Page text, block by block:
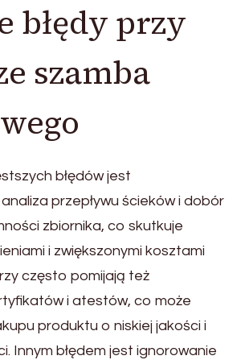
błędy przy
szamba
błędów jest
przepływu ścieków i dobór
zbiornika, co skutkuje
i zwiększonymi kosztami
często pomijają też
i atestów, co może
produktu o niskiej jakości i
Innym błędem jest ignorowanie